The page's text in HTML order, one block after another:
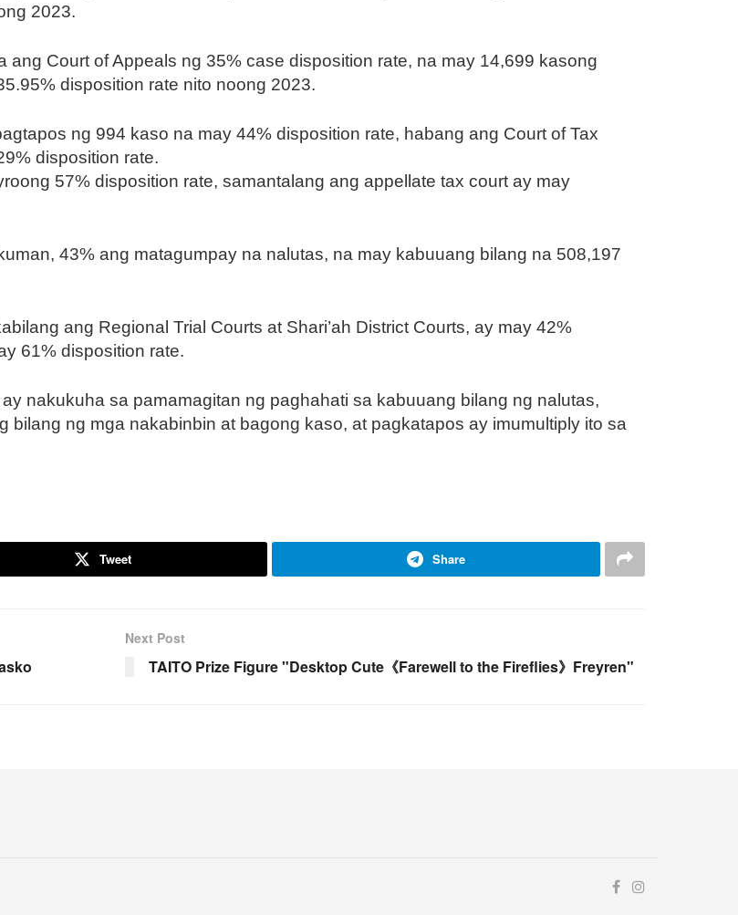
2023.
Court of Appeals ng 35% case disposition rate, na may 14,699 kasong
disposition rate nito noong 2023.
ng 994 kaso na may 44% disposition rate, habang ang Court of Tax
disposition rate.
57% disposition rate, samantalang ang appellate tax court ay may
43% ang matagumpay na nalutas, na may kabuuang bilang na 508,197
ang Regional Trial Courts at Shari’ah District Courts, ay may 42%
61% disposition rate.
nakukuha sa pamamagitan ng paghahati sa kabuuang bilang ng nalutas,
ng mga nakabinbin at bagong kaso, at pagkatapos ay imumultiply ito sa
Tweet Share
Next Post
TAITO Prize Figure "Desktop Cute《Farewell to the Fireflies》Freyren"